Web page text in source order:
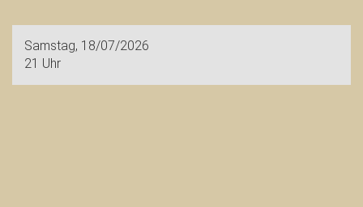
Samstag, 18/07/2026
21 Uhr